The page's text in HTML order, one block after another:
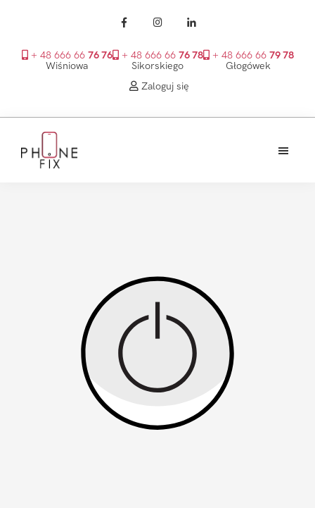
+ 48 666 66 76 76
Wiśniowa
+ 48 666 66 76 78
Sikorskiego
+ 48 666 66 79 78
Głogówek
Zaloguj się
głównego